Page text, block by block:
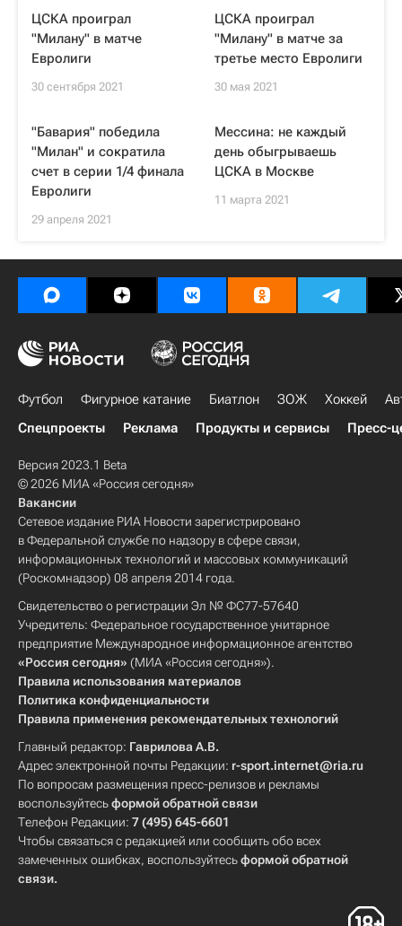
ЦСКА проиграл
"Милану" в матче
Евролиги
30 сентября 2021
ЦСКА проиграл
"Милану" в матче за
третье место Евролиги
30 мая 2021
"Бавария" победила
"Милан" и сократила
счет в серии 1/4 финала
Евролиги
29 апреля 2021
Мессина: не каждый
день обыгрываешь
ЦСКА в Москве
11 марта 2021
Футбол Фигурное катание Биатлон ЗОЖ Хоккей
Спецпроекты
Реклама Продукты и сервисы Пресс-
Версия 2023.1 Beta
© 2026 МИА «Россия сегодня»
Вакансии
Сетевое издание РИА Новости зарегистрировано
в Федеральной службе по надзору в сфере связи,
информационных технологий и массовых коммуникаций
(Роскомнадзор) 08 апреля 2014 года.
Свидетельство о регистрации Эл № ФС77-57640
Учредитель: Федеральное государственное унитарное
предприятие Международное информационное агентство
«Россия сегодня» (МИА «Россия сегодня»).
Правила использования материалов
Политика конфиденциальности
Правила применения рекомендательных технологий
Главный редактор: Гаврилова А.В.
Адрес электронной почты Редакции: r-sport.internet@ria.ru
По вопросам размещения пресс-релизов и рекламы
воспользуйтесьформой обратной связи
Телефон Редакции: 7 (495) 645-6601
Чтобы связаться с редакцией или сообщить обо всех
замеченных ошибках, воспользуйтесьформой обратной
связи.